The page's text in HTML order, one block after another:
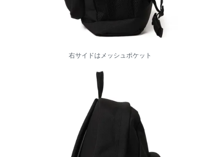
右サイドはメッシュポケット